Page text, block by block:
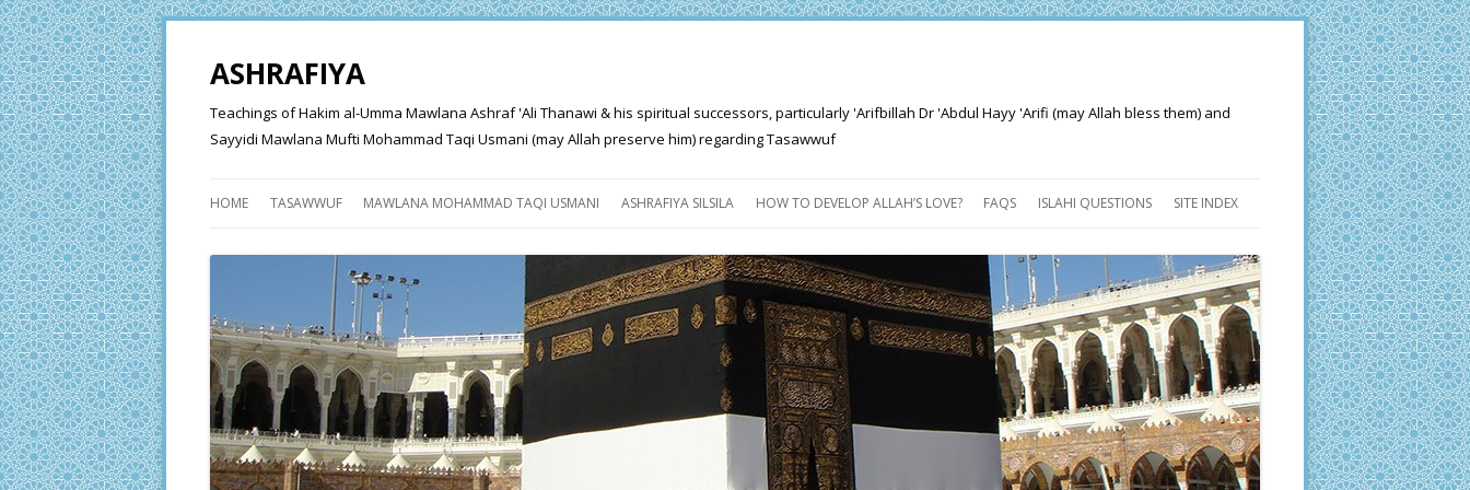
ASHRAFIYA
Teachings of Hakim al-Umma Mawlana Ashraf 'Ali Thanawi & his spiritual successors, particularly 'Arifbillah Dr 'Abdul Hayy 'Arifi (may Allah bless them) and
Sayyidi Mawlana Mufti Mohammad Taqi Usmani (may Allah preserve him) regarding Tasawwuf
HOME TASAWWUF MAWLANA MOHAMMAD TAQI USMANI ASHRAFIYA SILSILA
ASHRAFIYA PATH
FOR THE SEEKER
PROGRESS EXPLAINED
HOW TO DEVELOP ALLAH’S LOVE? FAQS ISLAHI QUESTIONS SITE INDEX